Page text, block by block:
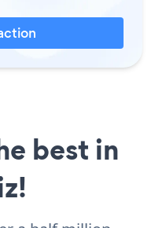
best in